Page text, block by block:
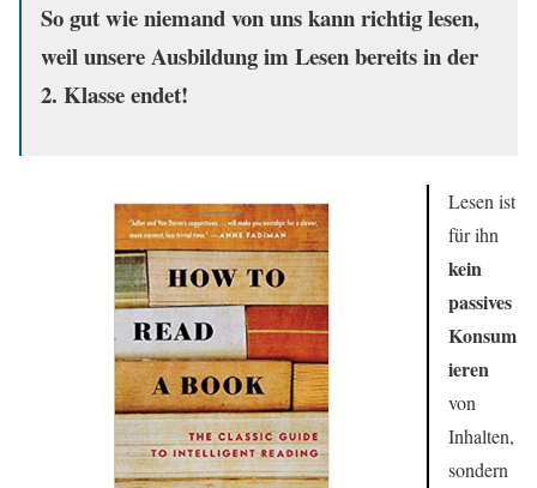
So gut wie niemand von uns kann richtig lesen,
weil unsere Ausbildung im Lesen bereits in der
2. Klasse endet!
Lesen ist
für ihn
kein
passives
Konsum
ieren
von
Inhalten,
sondern